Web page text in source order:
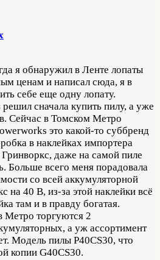
я обнаружил в Ленте лопаты
ценам и написал сюда, я в
себе еще одну лопату.
решил сначала купить пилу, а уже
Сейчас в Томском Метро
это какой-то суббренд
в наклейках импортера
даже на самой пиле
Больше всего меня порадовала
со всей аккумуляторной
на 40 В, из-за этой наклейки всё
там и в правду богатая.
Метро торгуются 2
а уж ассортимент
Модель пилы P40CS30, что
копии G40CS30.